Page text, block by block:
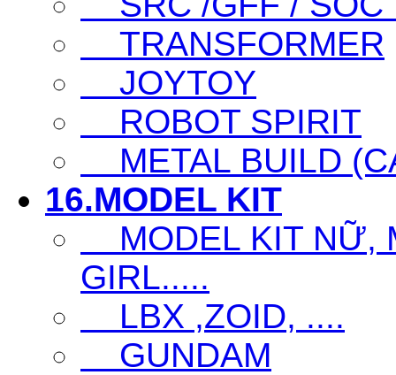
TRANSFORMER
JOYTOY
ROBOT SPIRIT
METAL BUILD
16.MODEL KIT
MODEL KIT NỮ,
GIRL.....
LBX ,ZOID, ....
GUNDAM